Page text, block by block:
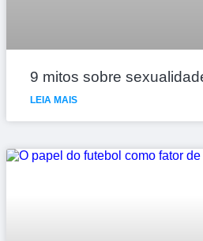
9 mitos sobre
LEIA MAIS